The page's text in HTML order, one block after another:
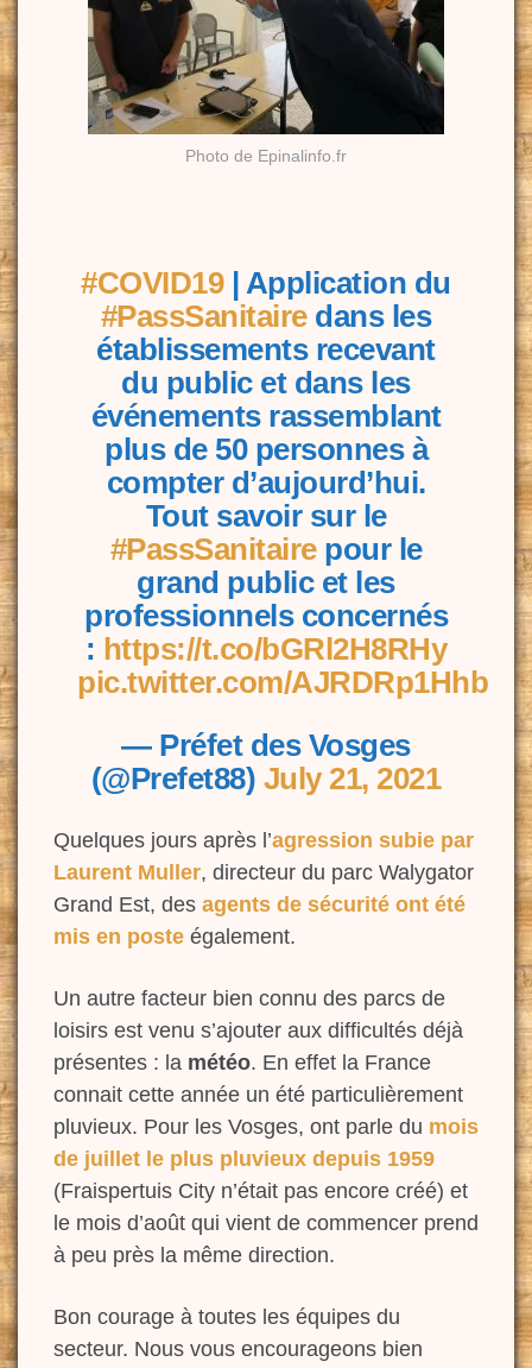
Photo de Epinalinfo.fr
#COVID19| Application du
#PassSanitairedans les
établissements recevant
du public et dans les
événements rassemblant
plus de 50 personnes à
compter d’aujourd’hui.
Tout savoir sur le
#PassSanitairepour le
grand public et les
professionnels concernés
: https://t.co/bGRl2H8RHy
pic.twitter.com/AJRDRp1Hhb
— Préfet des Vosges
(@Prefet88) July 21, 2021
Quelques jours après l’agression subie par
Laurent Muller, directeur du parc Walygator
Grand Est, des agents de sécurité ont été
mis en poste également.
Un autre facteur bien connu des parcs de
loisirs est venu s’ajouter aux difficultés déjà
présentes : la météo. En effet la France
connait cette année un été particulièrement
pluvieux. Pour les Vosges, ont parle du mois
de juillet le plus pluvieux depuis 1959
(Fraispertuis City n’était pas encore créé) et
le mois d’août qui vient de commencer prend
à peu près la même direction.
Bon courage à toutes les équipes du
secteur. Nous vous encourageons bien